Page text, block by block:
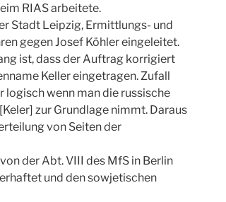
RIAS arbeitete.
Stadt Leipzig, Ermittlungs- und
gegen Josef Köhler eingeleitet.
ist, dass der Auftrag korrigiert
Keller eingetragen. Zufall
logisch wenn man die russische
zur Grundlage nimmt. Daraus
von Seiten der
der Abt. VIII des MfS in Berlin
und den sowjetischen